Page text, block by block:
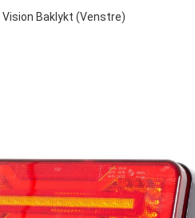
Vision Baklykt (Venstre)